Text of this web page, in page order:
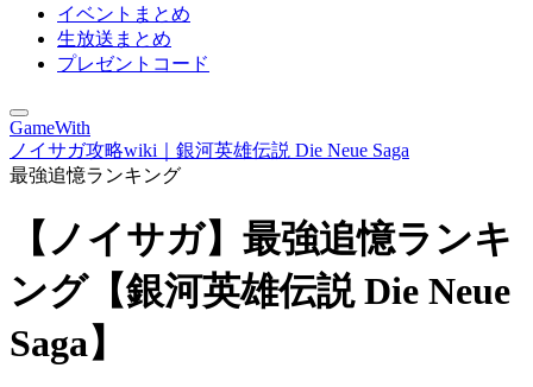
イベントまとめ
生放送まとめ
プレゼントコード
GameWith
ノイサガ攻略wiki｜銀河英雄伝説 Die Neue Saga
最強追憶ランキング
【ノイサガ】最強追憶ランキ
ング【銀河英雄伝説 Die Neue
Saga】